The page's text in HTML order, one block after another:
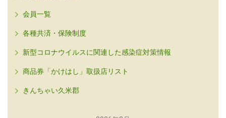
会員一覧
各種共済・保険制度
新型コロナウイルスに関連した感染症対策情報
商品券「かけはし」取扱店リスト
きんちゃい久米郡